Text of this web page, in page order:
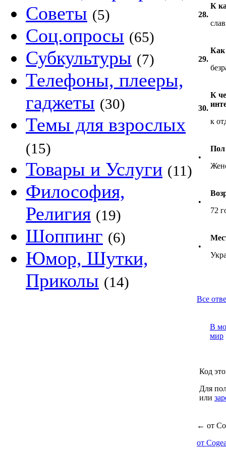
Советы (5)
Соц.опросы (65)
Субкультуры (7)
Телефоны, плееры,
гаджеты (30)
Темы для взрослых
(15)
Товары и Услуги (11)
Философия,
Религия (19)
Шоппинг (6)
Юмор, Шутки,
Приколы (14)
28.
К
29.
Как
30.
К
к
•
Пол
•
72
•
Все
В
мир
Код
Для
или
← от
от